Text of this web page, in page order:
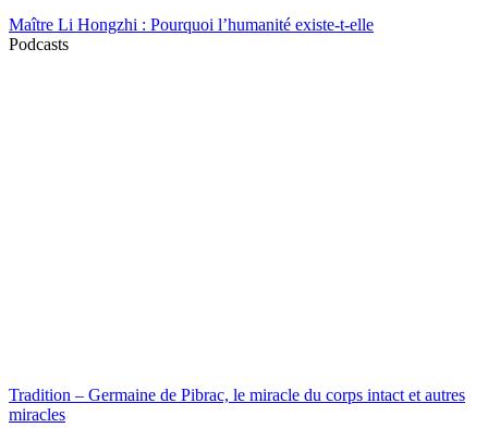
Maître Li Hongzhi : Pourquoi l’humanité existe-t-elle
Podcasts
Tradition – Germaine de Pibrac, le miracle du corps intact et autres
miracles